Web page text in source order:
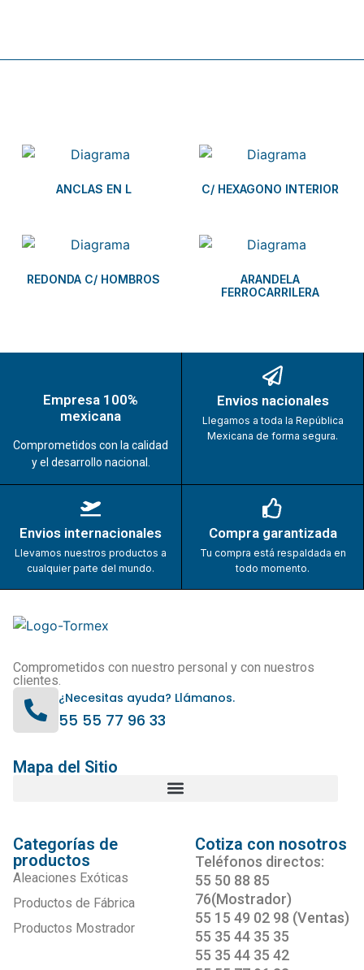
ANCLAS EN L C/ HEXAGONO INTERIOR
REDONDA C/ HOMBROS
ARANDELA
FERROCARRILERA
Empresa 100%
mexicana
Comprometidos con la calidad
y el desarrollo nacional.
Envios nacionales
Llegamos a toda la República
Mexicana de forma segura.
Envios internacionales
Llevamos nuestros productos a
cualquier parte del mundo.
Compra garantizada
Tu compra está respaldada en
todo momento.
Comprometidos con nuestro personal y con nuestros
clientes.
¿Necesitas ayuda? Llámanos.
55 55 77 96 33
Mapa del Sitio
Categorías de
productos
Aleaciones Exóticas
Productos de Fábrica
Productos Mostrador
Cotiza con nosotros
Teléfonos directos:
55 50 88 85
76(Mostrador)
55 15 49 02 98 (Ventas)
55 35 44 35 35
55 35 44 35 42